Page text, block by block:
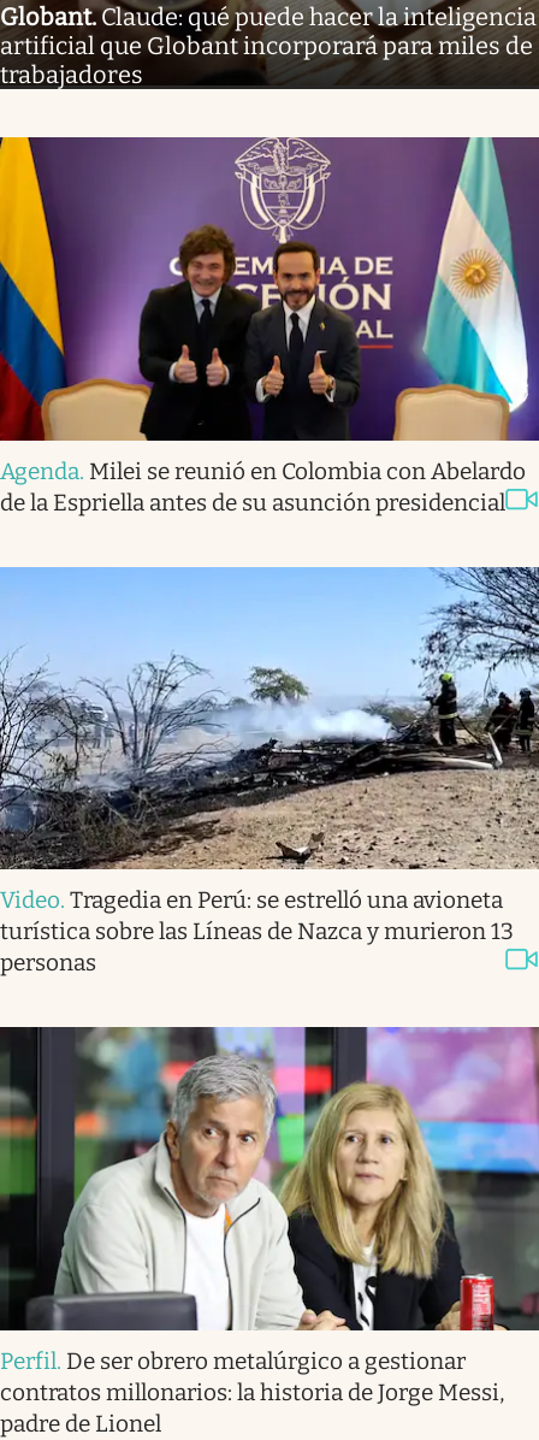
Globant.Claude: qué puede hacer la inteligencia
artificial que Globant incorporará para miles de
trabajadores
Agenda. Milei se reunió en Colombia con Abelardo
de la Espriella antes de su asunción presidencial
Video. Tragedia en Perú: se estrelló una avioneta
turística sobre las Líneas de Nazca y murieron 13
personas
Perfil. De ser obrero metalúrgico a gestionar
contratos millonarios: la historia de Jorge Messi,
padre de Lionel